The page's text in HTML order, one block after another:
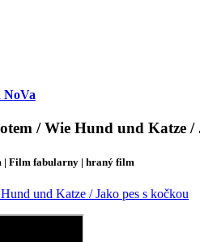
NoVa
/ Wie Hund und Katze /
| Film fabularny | hraný film